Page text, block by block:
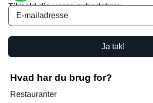
Tilmeld dig vores nyhedsbrev
Ja tak!
Hvad har du brug for?
Restauranter